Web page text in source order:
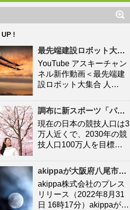
!
最先端建設ロボット大集合
YouTube アスキーチャン
ネル新作動画＜最先端建
設ロボット大集合 人…
調布に新スポーツ「パデル」施設 「キャプテン翼」高橋陽一さん手がける – 調布経済新聞
現在の日本の競技人口は3
万人近くで、2030年の競
技人口100万人を目標…
akippaが大阪府八尾市と連携協定を締結！駐車場シェアを活かしたにぎわいの創出と関係
akippa株式会社のプレス
リリース（2022年8月31
日 16時17分）akippaが…